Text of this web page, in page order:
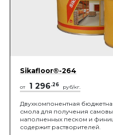
Sikafloor®-264
от 1 296.26 руб/кг.
Двухкомпонентная
смола для получения
наполненных песком и
содержит растворителей.